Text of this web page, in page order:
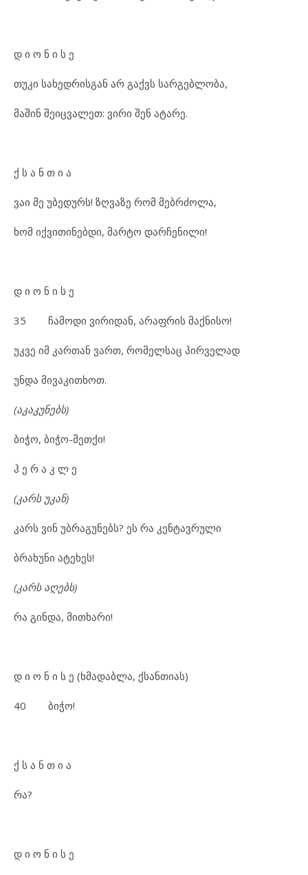
დ ი ო ნ ი ს ე
თუკი სახედრისგან არ გაქვს სარგებლობა,
მაშინ შეიცვალეთ: ვირი შენ ატარე.
ქ ს ა ნ თ ი ა
ვაი მე უბედურს! ზღვაზე რომ მებრძოლა,
ხომ იქვითინებდი, მარტო დარჩენილი!
დ ი ო ნ ი ს ე
35 ჩამოდი ვირიდან, არაფრის მაქნისო!
უკვე იმ კართან ვართ, რომელსაც პირველად
უნდა მივაკითხოთ.
(აკაკუნებს)
ბიჭო, ბიჭო-მეთქი!
ჰ ე რ ა კ ლ ე
(კარს უკან)
კარს ვინ უბრაგუნებს? ეს რა კენტავრული
ბრახუნი ატეხეს!
(კარს აღებს)
რა გინდა, მითხარი!
დ ი ო ნ ი ს ე (ხმადაბლა, ქსანთიას)
40 ბიჭო!
ქ ს ა ნ თ ი ა
რა?
დ ი ო ნ ი ს ე